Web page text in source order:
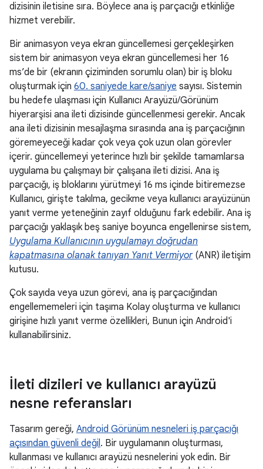
dizisinin iletisine sıra. Böylece ana iş parçacığı etkinliğe
hizmet verebilir.
Bir animasyon veya ekran güncellemesi gerçekleşirken
sistem bir animasyon veya ekran güncellemesi her 16
ms’de bir (ekranın çiziminden sorumlu olan) bir iş bloku
oluşturmak için 60. saniyede kare/saniye sayısı. Sistemin
bu hedefe ulaşması için Kullanıcı Arayüzü/Görünüm
hiyerarşisi ana ileti dizisinde güncellenmesi gerekir. Ancak
ana ileti dizisinin mesajlaşma sırasında ana iş parçacığının
göremeyeceği kadar çok veya çok uzun olan görevler
içerir. güncellemeyi yeterince hızlı bir şekilde tamamlarsa
uygulama bu çalışmayı bir çalışana ileti dizisi. Ana iş
parçacığı, iş bloklarını yürütmeyi 16 ms içinde bitiremezse
Kullanıcı, girişte takılma, gecikme veya kullanıcı arayüzünün
yanıt verme yeteneğinin zayıf olduğunu fark edebilir. Ana iş
parçacığı yaklaşık beş saniye boyunca engellenirse sistem,
Uygulama Kullanıcının uygulamayı doğrudan
kapatmasına olanak tanıyan Yanıt Vermiyor(ANR) iletişim
kutusu.
Çok sayıda veya uzun görevi, ana iş parçacığından
engellememeleri için taşıma Kolay oluşturma ve kullanıcı
girişine hızlı yanıt verme özellikleri, Bunun için Android'i
kullanabilirsiniz.
İleti dizileri ve kullanıcı arayüzü
nesne referansları
Tasarım gereği, Android Görünüm nesneleri iş parçacığı
açısından güvenli değil. Bir uygulamanın oluşturması,
kullanması ve kullanıcı arayüzü nesnelerini yok edin. Bir